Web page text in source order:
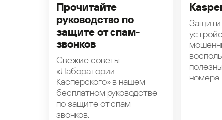
Прочитайте
руководство по
защите от спам-
звонков
Свежие советы
«Лаборатории
Касперского» в нашем
бесплатном руководстве
по защите от спам-
звонков.
номера.